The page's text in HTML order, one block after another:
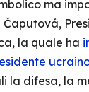
ma
la quale ha
la difesa, la